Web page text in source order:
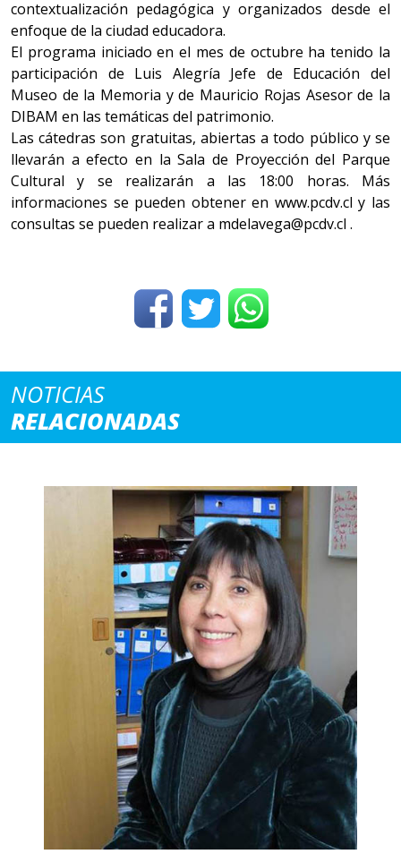
contextualización pedagógica y organizados desde el
enfoque de la ciudad educadora.
El programa iniciado en el mes de octubre ha tenido la
participación de Luis Alegría Jefe de Educación del
Museo de la Memoria y de Mauricio Rojas Asesor de la
DIBAM en las temáticas del patrimonio.
Las cátedras son gratuitas, abiertas a todo público y se
llevarán a efecto en la Sala de Proyección del Parque
Cultural y se realizarán a las 18:00 horas. Más
informaciones se pueden obtener en www.pcdv.cl y las
consultas se pueden realizar a mdelavega@pcdv.cl .
NOTICIAS
RELACIONADAS